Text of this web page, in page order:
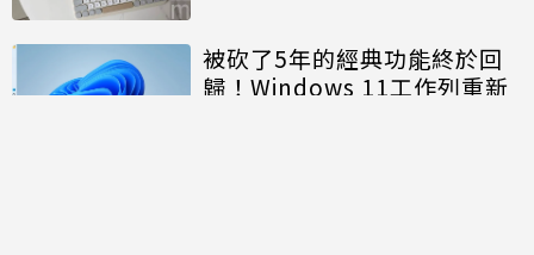
被砍了5年的經典功能終於回
歸！Windows 11工作列重新